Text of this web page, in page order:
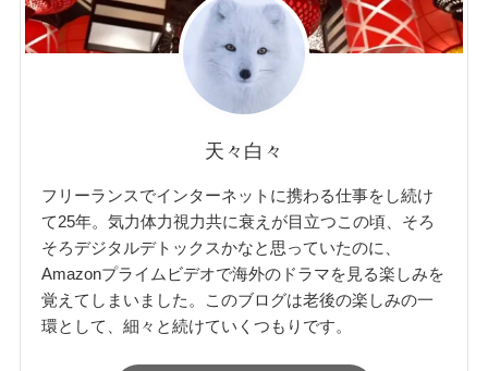
天々白々
フリーランスでインターネットに携わる仕事をし続け
て25年。気力体力視力共に衰えが目立つこの頃、そろ
そろデジタルデトックスかなと思っていたのに、
Amazonプライムビデオで海外のドラマを見る楽しみを
覚えてしまいました。このブログは老後の楽しみの一
環として、細々と続けていくつもりです。